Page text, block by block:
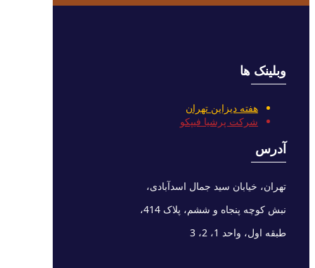
وبلینک ها
هفته دیزاین تهران
شرکت پرشیا فیپکو
آدرس
تهران، خیابان سید جمال اسدآبادی،
نبش کوچه پنجاه و ششم، پلاک 414،
طبقه اول، واحد 1، 2، 3